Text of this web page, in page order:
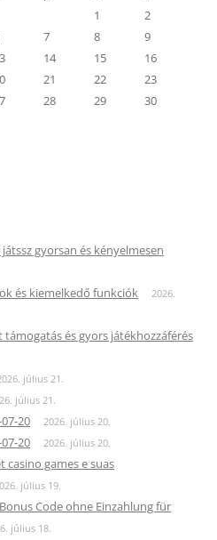
1
2
7 8
9
14 15
16
21 22
23
28 29
30
gyorsan és kényelmesen
és kiemelkedő funkciók
2026.
támogatás és gyors játékhozzáférés
július 21.
július 21.
20 2026. július 20.
20 2026. július 20.
casino games e suas
július 19.
Code ohne Einzahlung für
július 18.